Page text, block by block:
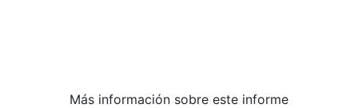
Más información sobre este informe